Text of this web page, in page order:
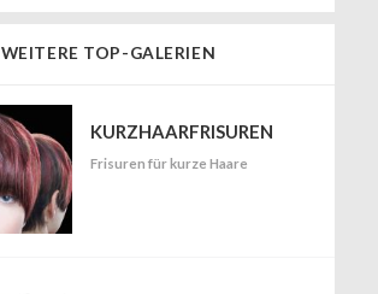
WEITERE TOP-GALERIEN
KURZHAARFRISUREN
Frisuren für kurze Haare